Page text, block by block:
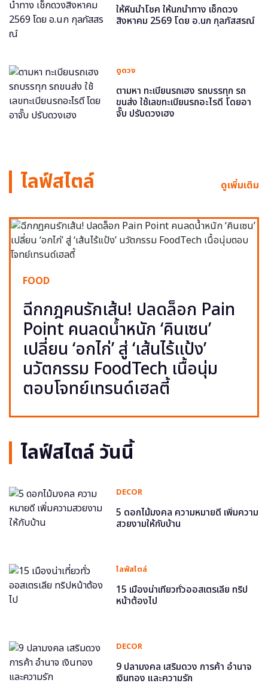
ให้หินนำโชค ให้นกนำทาง เช็กดวง
สิงหาคม 2569 โดย อ.นก กุลภัสสรณ์
ดูดวง
ตามหา ทะเบียนรถเฮง รถบรรทุก รถ
ขนส่ง ใช้เลขทะเบียนรถอะไรดี โดยอา
จั๊บ ปรับดวงเฮง
ไลฟ์สไตล์ ดูเพิ่มเติม
FOOD
ฉีกกฎคนรักเส้น! ปลดล็อก Pain
Point คนลดน้ำหนัก ‘คินเซน’
เปลี่ยน ‘อกไก่’ สู่ ‘เส้นไร้แป้ง’
นวัตกรรม FoodTech เนื้อนุ่ม
ตอบโจทย์เทรนด์เฮลตี้
ไลฟ์สไตล์ วันนี้
DECOR
5 ดอกไม้มงคล ความหมายดี เพิ่มความ
สวยงามให้กับบ้าน
ไลฟ์สไตล์
15 เมืองน่าเที่ยวทั่วออสเตรเลีย ทริป
หน้าต้องไป
DECOR
9 ปลามงคล เสริมดวง การค้า อำนาจ
เงินทอง และความรัก